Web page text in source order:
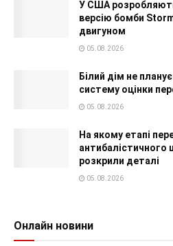
У США
версію бомби
двигуном
05.08.2026
Білий дім не
систему оцінки
05.08.2026
На якому етапі
антибалістичного
розкрили деталі
05.08.2026
Онлайн новини